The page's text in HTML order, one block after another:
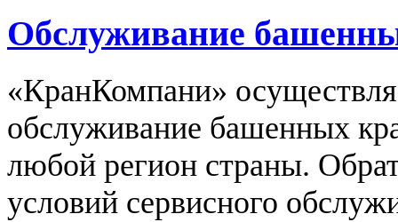
Обслуживание
«КранКомпани»
обслуживание башенных
любой регион страны.
условий сервисного